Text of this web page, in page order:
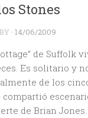
Stones
· 14/06/2009
de Suffolk
Es solitario y
de los
compartió
de Brian